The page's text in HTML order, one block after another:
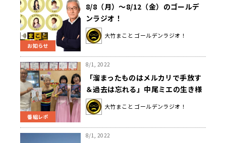
お知らせ
8/8（月）～8/12（金）のゴールデ
ンラジオ！
大竹まこと ゴールデンラジオ！
番組レポ
8/1, 2022
「溜まったものはメルカリで手放す
＆過去は忘れる」中尾ミエの生き様
に大竹びっくりの連続
大竹まこと ゴールデンラジオ！
8/1, 2022